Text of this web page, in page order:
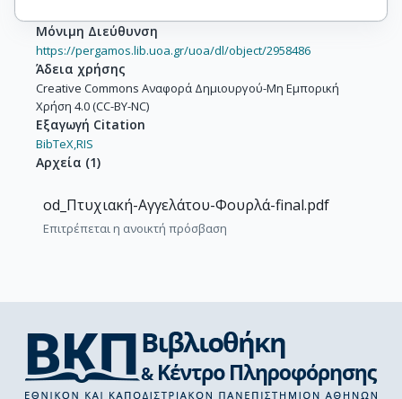
Μόνιμη Διεύθυνση
https://pergamos.lib.uoa.gr/uoa/dl/object/2958486
Άδεια χρήσης
Creative Commons Αναφορά Δημιουργού-Μη Εμπορική
Χρήση 4.0 (CC-BY-NC)
Εξαγωγή Citation
BibTeX,RIS
Αρχεία (1)
od_Πτυχιακή-Αγγελάτου-Φουρλά-final.pdf
Επιτρέπεται η ανοικτή πρόσβαση